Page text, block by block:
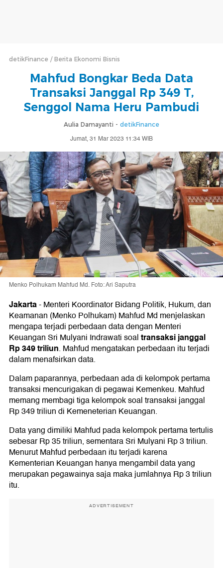
detikFinance Berita Ekonomi Bisnis
Mahfud Bongkar Beda Data
Transaksi Janggal Rp 349 T,
Senggol Nama Heru Pambudi
Aulia Damayanti - detikFinance
Jumat, 31 Mar 2023 11:34 WIB
Menko Polhukam Mahfud Md. Foto: Ari Saputra
Jakarta-Menteri Koordinator Bidang Politik, Hukum, dan
Keamanan (Menko Polhukam) Mahfud Md menjelaskan
mengapa terjadi perbedaan data dengan Menteri
Keuangan Sri Mulyani Indrawati soaltransaksi janggal
Rp 349 triliun. Mahfud mengatakan perbedaan itu terjadi
dalam menafsirkan data.
Dalam paparannya, perbedaan ada di kelompok pertama
transaksi mencurigakan di pegawai Kemenkeu. Mahfud
memang membagi tiga kelompok soal transaksi janggal
Rp 349 triliun di Kemeneterian Keuangan.
Data yang dimiliki Mahfud pada kelompok pertama tertulis
sebesar Rp 35 triliun, sementara Sri Mulyani Rp 3 triliun.
Menurut Mahfud perbedaan itu terjadi karena
Kementerian Keuangan hanya mengambil data yang
merupakan pegawainya saja maka jumlahnya Rp 3 triliun
itu.
ADVERTISEMENT